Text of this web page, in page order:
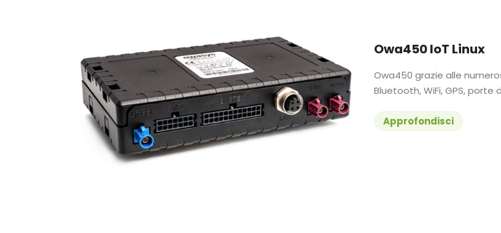
Owa450 IoT Linux
Owa450 grazie alle
Bluetooth, WiFi, GPS, porte
Approfondisci